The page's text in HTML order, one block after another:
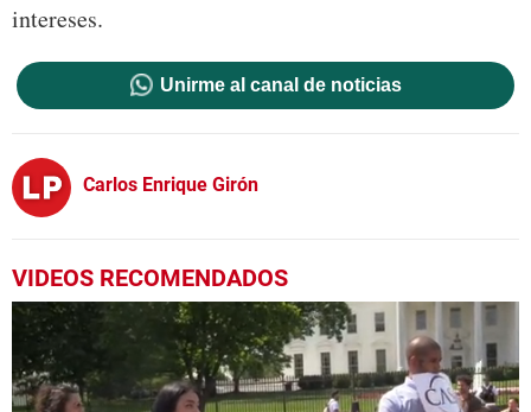
intereses.
Unirme al canal de noticias
Carlos Enrique Girón
VIDEOS RECOMENDADOS